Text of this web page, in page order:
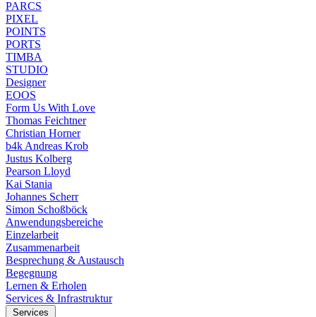
PARCS
PIXEL
POINTS
PORTS
TIMBA
STUDIO
Designer
EOOS
Form Us With Love
Thomas Feichtner
Christian Horner
b4k Andreas Krob
Justus Kolberg
Pearson Lloyd
Kai Stania
Johannes Scherr
Simon Schoßböck
Anwendungsbereiche
Einzelarbeit
Zusammenarbeit
Besprechung & Austausch
Begegnung
Lernen & Erholen
Services & Infrastruktur
Services